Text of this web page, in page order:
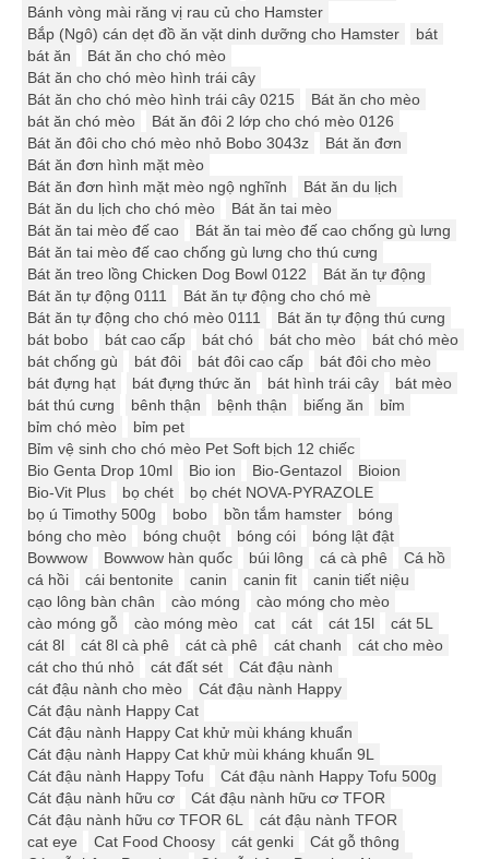
Bánh vòng mài răng vị rau củ cho Hamster
Bắp (Ngô) cán dẹt đồ ăn vặt dinh dưỡng cho Hamster
bát
bát ăn
Bát ăn cho chó mèo
Bát ăn cho chó mèo hình trái cây
Bát ăn cho chó mèo hình trái cây 0215
Bát ăn cho mèo
bát ăn chó mèo
Bát ăn đôi 2 lớp cho chó mèo 0126
Bát ăn đôi cho chó mèo nhỏ Bobo 3043z
Bát ăn đơn
Bát ăn đơn hình mặt mèo
Bát ăn đơn hình mặt mèo ngộ nghĩnh
Bát ăn du lịch
Bát ăn du lịch cho chó mèo
Bát ăn tai mèo
Bát ăn tai mèo đế cao
Bát ăn tai mèo đế cao chống gù lưng
Bát ăn tai mèo đế cao chống gù lưng cho thú cưng
Bát ăn treo lồng Chicken Dog Bowl 0122
Bát ăn tự động
Bát ăn tự động 0111
Bát ăn tự động cho chó mè
Bát ăn tự động cho chó mèo 0111
Bát ăn tự động thú cưng
bát bobo
bát cao cấp bát chó bát cho mèo
bát chó mèo
bát chống gù
bát đôi bát đôi cao cấp
bát đôi cho mèo
bát đựng hạt
bát đựng thức ăn bát hình trái cây
bát mèo
bát thú cưng
bênh thận bệnh thận biếng ăn
bỉm
bỉm chó mèo
bỉm pet
Bỉm vệ sinh cho chó mèo Pet Soft bịch 12 chiếc
Bio Genta Drop 10ml
Bio ion Bio-Gentazol
Bioion
Bio-Vit Plus
bọ chét
bọ chét NOVA-PYRAZOLE
bọ ú Timothy 500g
bobo bồn tắm hamster
bóng
bóng cho mèo
bóng chuột bóng cói
bóng lật đật
Bowwow
Bowwow hàn quốc búi lông cá cà phê
Cá hồ
cá hồi
cái bentonite canin canin fit
canin tiết niệu
cạo lông bàn chân
cào móng
cào móng cho mèo
cào móng gỗ
cào móng mèo cat cát cát 15l
cát 5L
cát 8l
cát 8l cà phê cát cà phê cát chanh
cát cho mèo
cát cho thú nhỏ
cát đất sét
Cát đậu nành
cát đậu nành cho mèo
Cát đậu nành Happy
Cát đậu nành Happy Cat
Cát đậu nành Happy Cat khử mùi kháng khuẩn
Cát đậu nành Happy Cat khử mùi kháng khuẩn 9L
Cát đậu nành Happy Tofu
Cát đậu nành Happy Tofu 500g
Cát đậu nành hữu cơ
Cát đậu nành hữu cơ TFOR
Cát đậu nành hữu cơ TFOR 6L
cát đậu nành TFOR
cat eye
Cat Food Choosy cát genki
Cát gỗ thông